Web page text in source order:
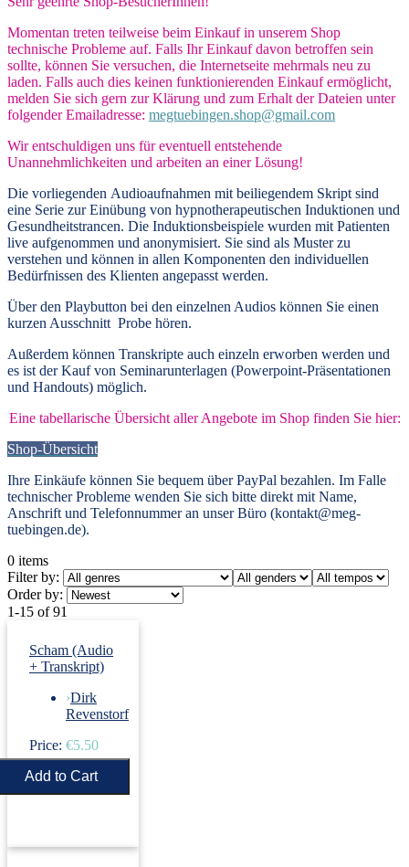
Momentan treten teilweise beim Einkauf in unserem Shop
technische Probleme auf. Falls Ihr Einkauf davon betroffen sein
sollte, können Sie versuchen, die Internetseite mehrmals neu zu
laden. Falls auch dies keinen funktionierenden Einkauf ermöglicht,
melden Sie sich gern zur Klärung und zum Erhalt der Dateien unter
folgender Emailadresse: megtuebingen.shop@gmail.com
Wir entschuldigen uns für eventuell entstehende
Unannehmlichkeiten und arbeiten an einer Lösung!
Die vorliegenden Audioaufnahmen mit beiliegendem Skript sind
eine Serie zur Einübung von hypnotherapeutischen Induktionen und
Gesundheitstrancen. Die Induktionsbeispiele wurden mit Patienten
live aufgenommen und anonymisiert. Sie sind als Muster zu
verstehen und können in allen Komponenten den individuellen
Bedürfnissen des Klienten angepasst werden.
Über den Playbutton bei den einzelnen Audios können Sie einen
kurzen Ausschnitt Probe hören.
Außerdem können Transkripte auch einzeln erworben werden und
es ist der Kauf von Seminarunterlagen (Powerpoint-Präsentationen
und Handouts) möglich.
Eine tabellarische Übersicht aller Angebote im Shop finden Sie hier:
Shop-Übersicht
Ihre Einkäufe können Sie bequem über PayPal bezahlen. Im Falle
technischer Probleme wenden Sie sich bitte direkt mit Name,
Anschrift und Telefonnummer an unser Büro (kontakt@meg-
tuebingen.de).
0 items
Filter by:
Order by:
1-15 of 91
Scham (Audio
+ Transkript)
›Dirk
Revenstorf
Price: €5.50